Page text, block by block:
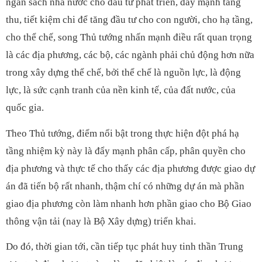
thu, tiết kiệm chi để tăng đầu tư cho con người, cho hạ tầng,
cho thể chế, song Thủ tướng nhấn mạnh điều rất quan trọng
là các địa phương, các bộ, các ngành phải chủ động hơn nữa
trong xây dựng thể chế, bởi thể chế là nguồn lực, là động
lực, là sức cạnh tranh của nền kinh tế, của đất nước, của
quốc gia.
Theo Thủ tướng, điểm nổi bật trong thực hiện đột phá hạ
tầng nhiệm kỳ này là đẩy mạnh phân cấp, phân quyền cho
địa phương và thực tế cho thấy các địa phương được giao dự
án đã tiến bộ rất nhanh, thậm chí có những dự án mà phần
giao địa phương còn làm nhanh hơn phần giao cho Bộ Giao
thông vận tải (nay là Bộ Xây dựng) triển khai.
Do đó, thời gian tới, cần tiếp tục phát huy tinh thần Trung